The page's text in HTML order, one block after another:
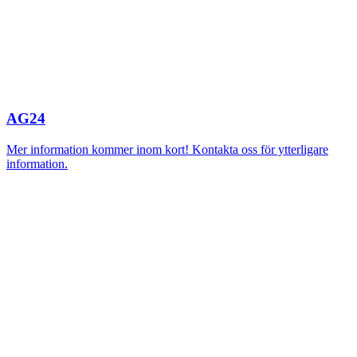
AG24
Mer information kommer inom kort! Kontakta oss för ytterligare
information.